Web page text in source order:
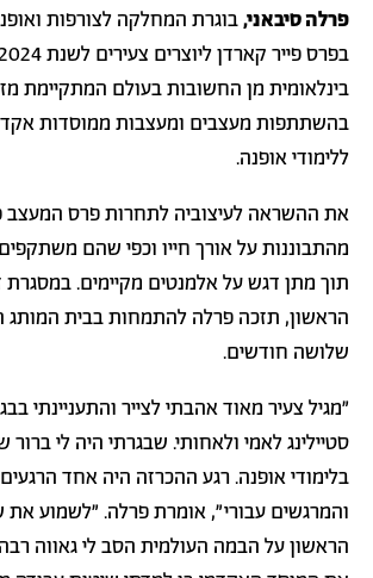
פרלה סיבאני,בוגרת המחלקה לצורפות
בינלאומית מן החשובות בעולם המתקיימת
בהשתתפות מעצבים ומעצבות ממוסדות
ללימודי אופנה.
את ההשראה לעיצוביה לתחרות פרס המעצב
מהתבוננות על אורך חייו וכפי שהם משתקפים
תוך מתן דגש על אלמנטים מקיימים. במסגרת
הראשון, תזכה פרלה להתמחות בבית המותג
שלושה חודשים.
"מגיל צעיר מאוד אהבתי לצייר והתעניינתי
סטיילינג לאמי ולאחותי. שבגרתי היה לי ברור
בלימודי אופנה. רגע ההכרזה היה אחד
והמרגשים עבורי", אומרת פרלה. "לשמוע את
הראשון על הבמה העולמית הסב לי גאווה